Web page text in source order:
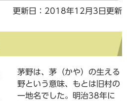
更新日：2018年12月3日更新
茅野は、茅（かや）の生える
野という意味、もとは旧村の
一地名でした。明治38年に